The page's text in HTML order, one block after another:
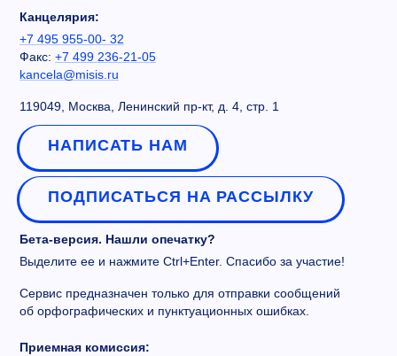
Канцелярия:
+7 495 955-00- 32
Факс: +7 499 236-21-05
kancela@misis.ru
119049, Москва, Ленинский пр-кт, д. 4, стр. 1
НАПИСАТЬ НАМ
ПОДПИСАТЬСЯ НА РАССЫЛКУ
Бета-версия. Нашли опечатку?
Выделите ее и нажмите Ctrl+Enter. Спасибо за участие!
Сервис предназначен только для отправки сообщений
об орфографических и пунктуационных ошибках.
Приемная комиссия: